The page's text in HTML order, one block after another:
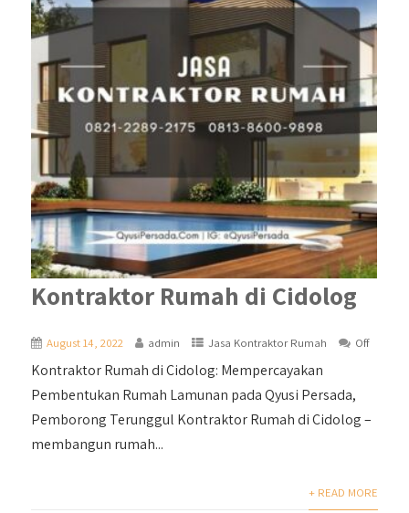
Kontraktor Rumah di Cidolog
August 14, 2022 admin Jasa Kontraktor Rumah Off
Kontraktor Rumah di Cidolog: Mempercayakan
Pembentukan Rumah Lamunan pada Qyusi Persada,
Pemborong Terunggul Kontraktor Rumah di Cidolog –
membangun rumah...
+ READ MORE